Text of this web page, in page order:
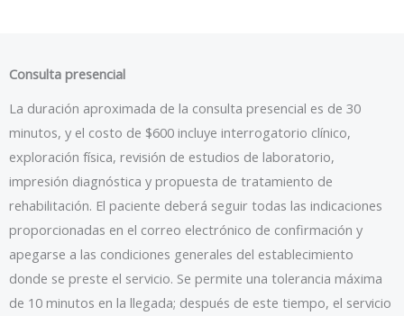
Consulta presencial
La duración aproximada de la consulta presencial es de 30
minutos, y el costo de $600 incluye interrogatorio clínico,
exploración física, revisión de estudios de laboratorio,
impresión diagnóstica y propuesta de tratamiento de
rehabilitación. El paciente deberá seguir todas las indicaciones
proporcionadas en el correo electrónico de confirmación y
apegarse a las condiciones generales del establecimiento
donde se preste el servicio. Se permite una tolerancia máxima
de 10 minutos en la llegada; después de este tiempo, el servicio